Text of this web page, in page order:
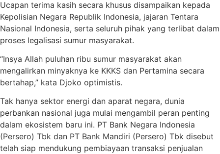
Ucapan terima kasih secara khusus disampaikan kepada
Kepolisian Negara Republik Indonesia, jajaran Tentara
Nasional Indonesia, serta seluruh pihak yang terlibat dalam
proses legalisasi sumur masyarakat.
“Insya Allah puluhan ribu sumur masyarakat akan
mengalirkan minyaknya ke KKKS dan Pertamina secara
bertahap,” kata Djoko optimistis.
Tak hanya sektor energi dan aparat negara, dunia
perbankan nasional juga mulai mengambil peran penting
dalam ekosistem baru ini. PT Bank Negara Indonesia
(Persero) Tbk dan PT Bank Mandiri (Persero) Tbk disebut
telah siap mendukung pembiayaan transaksi penjualan